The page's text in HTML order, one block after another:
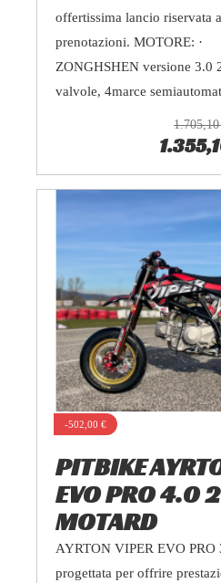
offertissima lancio riservata
prenotazioni. MOTORE:
ZONGHSHEN versione 3.0
valvole, 4marce
-502,00 €
PITBIKE
EVO PRO 4.0
MOTARD
AYRTON VIPER EVO PRO
progettata per offrire